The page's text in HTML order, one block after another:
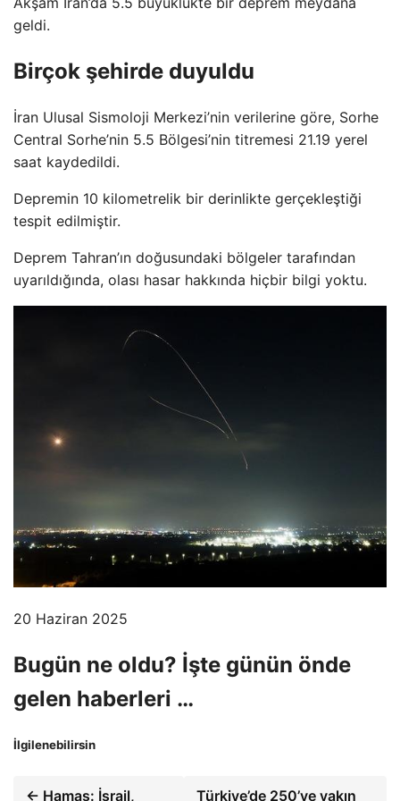
geldi.
Birçok şehirde duyuldu
İran Ulusal Sismoloji Merkezi’nin verilerine göre, Sorhe
Central Sorhe’nin 5.5 Bölgesi’nin titremesi 21.19 yerel
saat kaydedildi.
Depremin 10 kilometrelik bir derinlikte gerçekleştiği
tespit edilmiştir.
Deprem Tahran’ın doğusundaki bölgeler tarafından
uyarıldığında, olası hasar hakkında hiçbir bilgi yoktu.
20 Haziran 2025
Bugün ne oldu? İşte günün önde
gelen haberleri …
İlgilenebilirsin
← Hamas: İsrail, Türkiye’de 250’ye yakın